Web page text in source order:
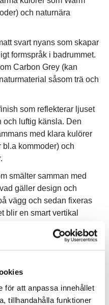
för att anpassa innehållet
tillhandahålla funktioner
och naturnära
svart nyans som skapar
formspråk i badrummet.
Carbon Grey (kan
såsom trä och
som reflekterar ljuset
och luftig känsla. Den
med klara kulörer
kommoder) och
smälter samman med
gäller design och
vägg och sedan fixeras
blir en smart vertikal
utan att ta extra
Pile kommer med fem
limmas upp med Safe-